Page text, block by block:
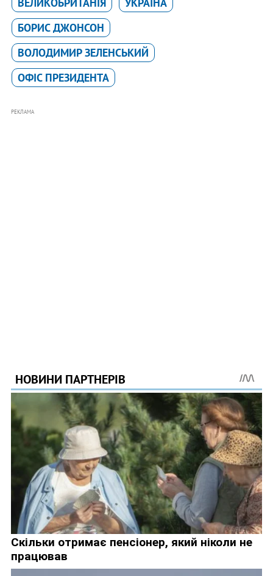
ВЕЛИКОБРИТАНІЯ
УКРАЇНА
БОРИС ДЖОНСОН
ВОЛОДИМИР ЗЕЛЕНСЬКИЙ
ОФІС ПРЕЗИДЕНТА
РЕКЛАМА